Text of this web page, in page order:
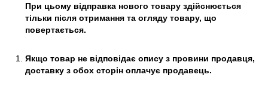
При цьому відправка нового товару здійснюється
тільки після отримання та огляду товару, що
повертається.
Якщо товар не відповідає опису з провини продавця,
доставку з обох сторін оплачує продавець.